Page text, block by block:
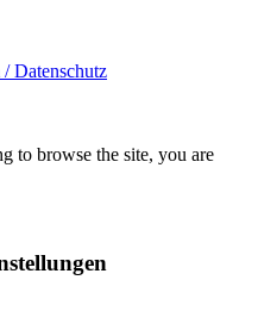
/ Datenschutz
to browse the site, you are